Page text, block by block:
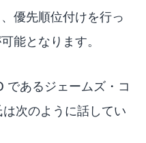
優先順位付けを行っ
能となります。
であるジェームズ・コ
次のように話してい